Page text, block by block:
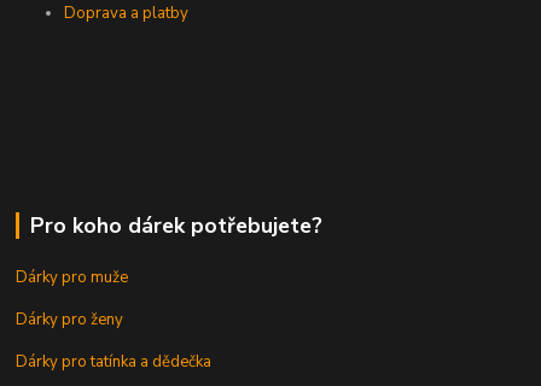
Doprava a platby
Pro koho dárek potřebujete?
Dárky pro muže
Dárky pro ženy
Dárky pro tatínka a dědečka